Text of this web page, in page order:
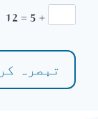
+
5
=
12